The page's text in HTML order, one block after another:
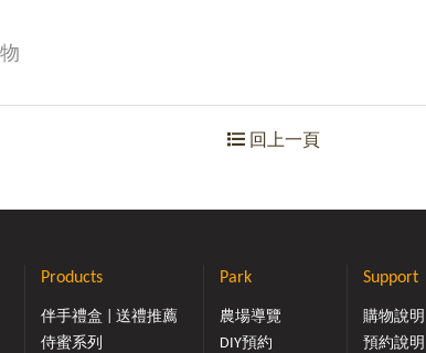
回上一頁
Products
伴手禮盒 | 送禮推薦
侍蜜系列
Park
農場導覽
DIY預約
Support
購物說明
預約說明